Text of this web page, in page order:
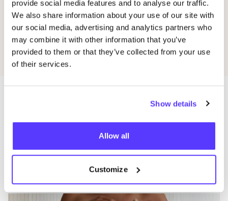
provide social media features and to analyse our traffic.
We also share information about your use of our site with
our social media, advertising and analytics partners who
may combine it with other information that you’ve
provided to them or that they’ve collected from your use
of their services.
Show details
Allow all
Customize
Affenzahn
Atelier hesa.design
Weißenburgstraße 68, Düsseldorf
like